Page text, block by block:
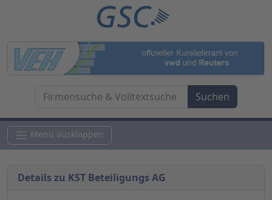
Menü ausklappen
Details zu KST Beteiligungs AG